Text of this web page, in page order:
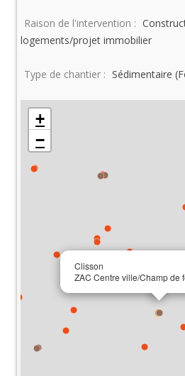
Raison de l'intervention :
logements/projet immobilier
Type de chantier : Sédimentaire
Clisson
ZAC Centre ville/Champ de
+
−